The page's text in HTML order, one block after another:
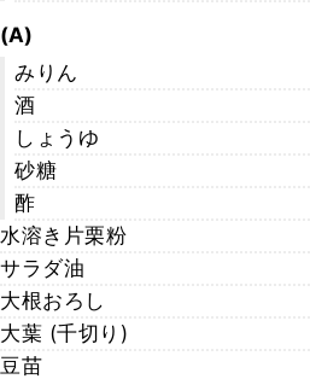
(A)
みりん
酒
しょうゆ
砂糖
酢
水溶き片栗粉
サラダ油
大根おろし
大葉 (千切り)
豆苗